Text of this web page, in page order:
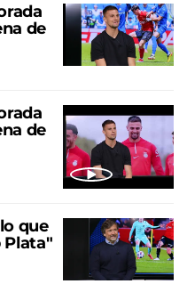
de
de
que
Plata"